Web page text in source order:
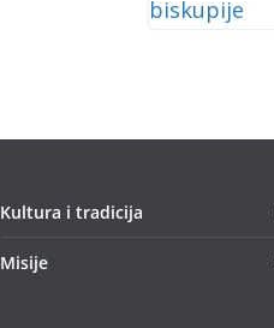
Kultura i tradicija
Misije